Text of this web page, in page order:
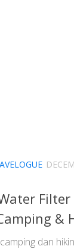
Filter
&
dan